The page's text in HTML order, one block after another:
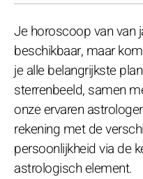
Je horoscoop van van
beschikbaar, maar
je alle belangrijkste
sterrenbeeld, samen
onze ervaren
rekening met de
persoonlijkheid via de
astrologisch element.